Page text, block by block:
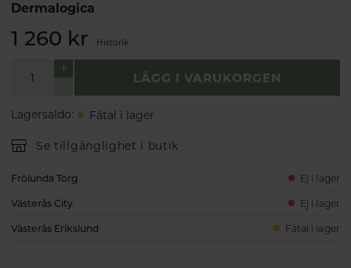
Dermalogica
1 260 kr Historik
LÄGG I VARUKORGEN
Lagersaldo: Fåtal i lager
Se tillgänglighet i butik
Frölunda Torg Ej i lager
Västerås City Ej i lager
Västerås Erikslund Fåtal i lager